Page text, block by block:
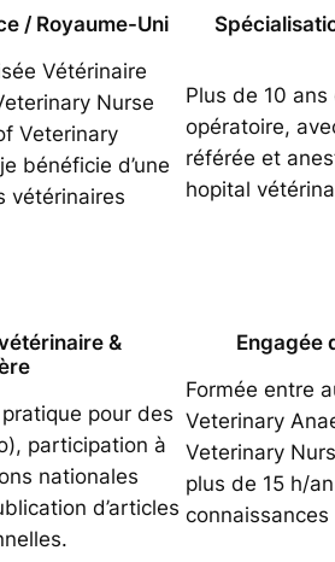
/ Royaume-Uni
Vétérinaire
Nurse
Veterinary
bénéficie d’une
vétérinaires
Plus de 10 ans
opératoire,
référée et
hopital
&
pour des
participation à
nationales
d’articles
Engagée
Formée entre
Veterinary
Veterinary
plus de 15 h/